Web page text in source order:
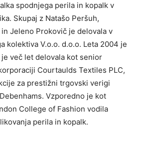
spodnjega perila in kopalk v
Skupaj z Natašo Peršuh,
Jeleno Prokovič je delovala v
kolektiva V.o.o. d.o.o. Leta 2004 je
več let delovala kot senior
Courtaulds Textiles PLC,
za prestižni trgovski verigi
Vzporedno je kot
College of Fashion vodila
perila in kopalk.